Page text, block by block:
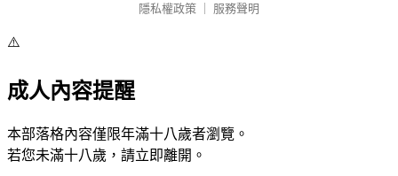
隱私權政策
服務聲明
⚠️
成人內容提醒
本部落格內容僅限年滿十八歲者瀏覽。
若您未滿十八歲，請立即離開。